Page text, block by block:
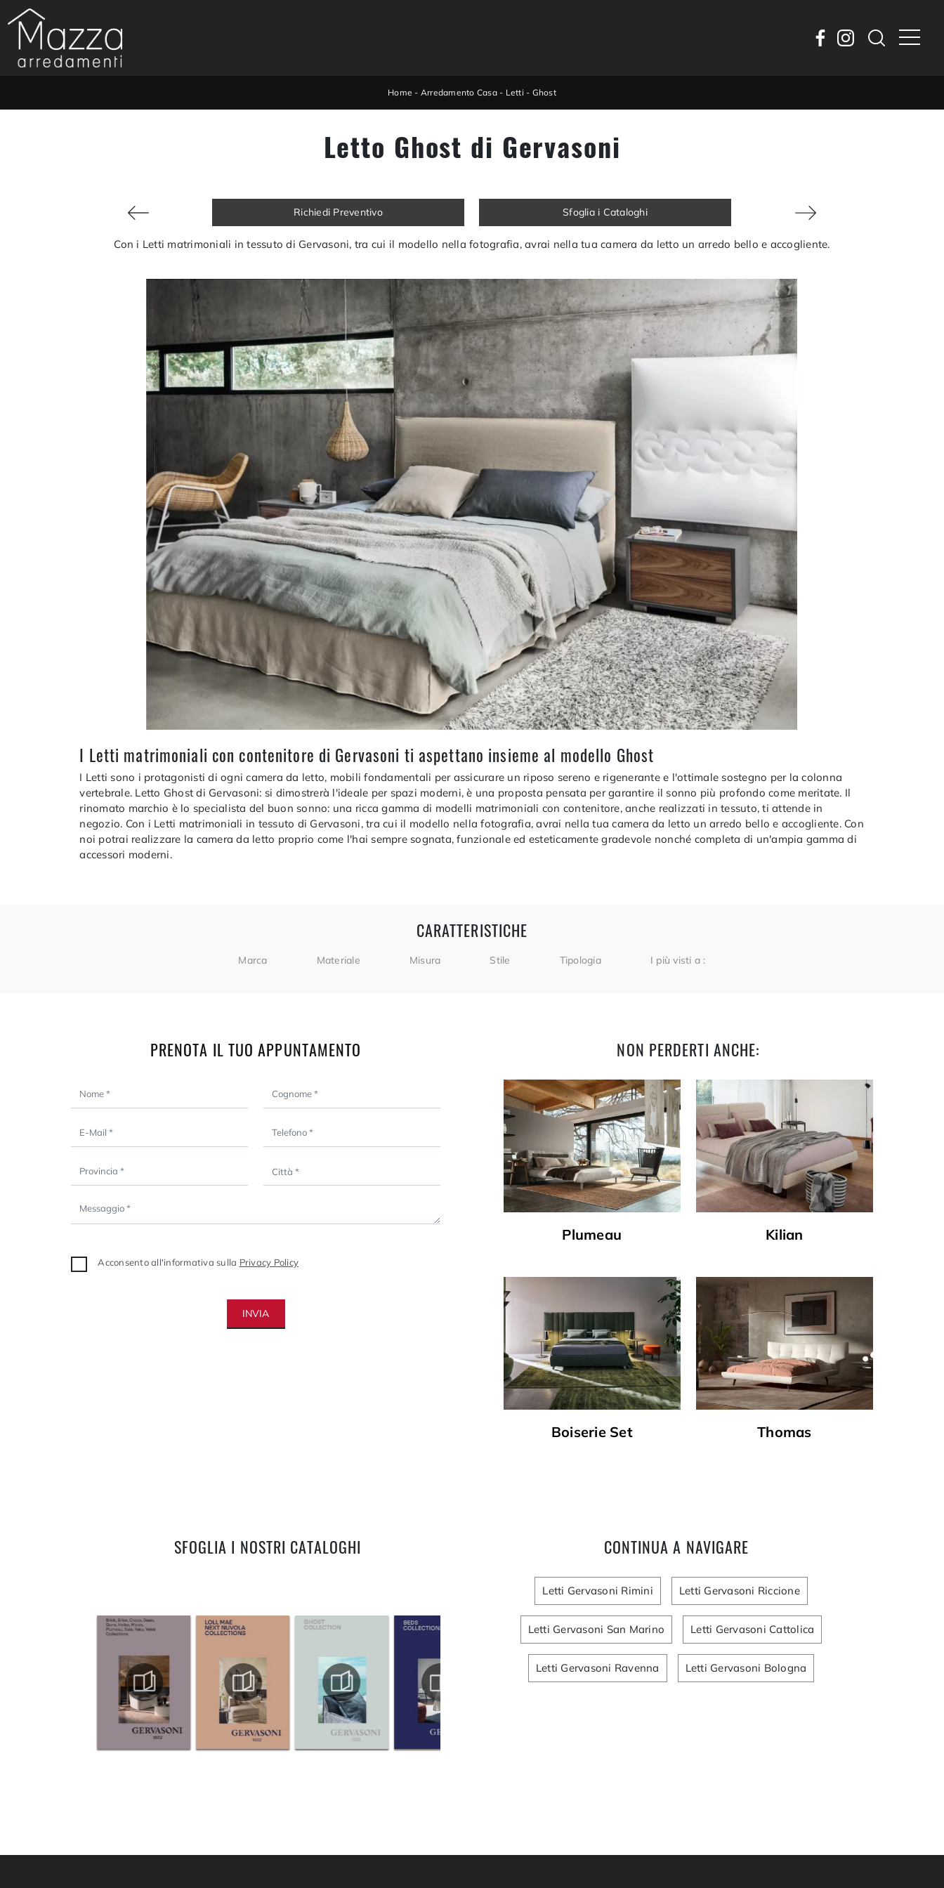
Home - Arredamento Casa- Letti - Ghost
Letto Ghost di Gervasoni
Richiedi Preventivo Sfoglia i Cataloghi
Con i Letti matrimoniali in tessuto di Gervasoni, tra cui il modello nella fotografia, avrai nella tua camera da letto un arredo bello e accogliente.
I Letti matrimoniali con contenitore di Gervasoni ti aspettano insieme al modello Ghost
I Letti sono i protagonisti di ogni camera da letto, mobili fondamentali per assicurare un riposo sereno e rigenerante e l'ottimale sostegno per la colonna
vertebrale. Letto Ghost di Gervasoni: si dimostrerà l'ideale per spazi moderni, è una proposta pensata per garantire il sonno più profondo come meritate. Il
rinomato marchio è lo specialista del buon sonno: una ricca gamma di modelli matrimoniali con contenitore, anche realizzati in tessuto, ti attende in
negozio. Con i Letti matrimoniali in tessuto di Gervasoni, tra cui il modello nella fotografia, avrai nella tua camera da letto un arredo bello e accogliente. Con
noi potrai realizzare la camera da letto proprio come l'hai sempre sognata, funzionale ed esteticamente gradevole nonché completa di un'ampia gamma di
accessori moderni.
CARATTERISTICHE
Marca Materiale Misura Stile Tipologia I più visti a :
PRENOTA IL TUO APPUNTAMENTO
Acconsento all'informativa sulla Privacy Policy
INVIA
NON PERDERTI ANCHE:
Plumeau Kilian
Boiserie Set Thomas
SFOGLIA I NOSTRI CATALOGHI CONTINUA A NAVIGARE
Letti Gervasoni Rimini Letti Gervasoni Riccione
Letti Gervasoni San Marino Letti Gervasoni Cattolica
Letti Gervasoni Ravenna Letti Gervasoni Bologna